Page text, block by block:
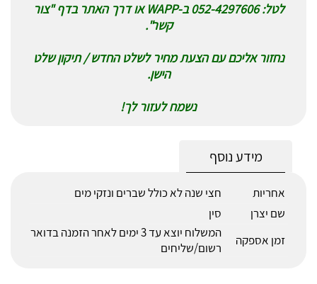
לטל: 052-4297606 ב-WAPP או דרך האתר בדף "צור
קשר".
נחזור אליכם עם הצעת מחיר לשלט החדש / תיקון שלט
הישן.
נשמח לעזור לך!
מידע נוסף
אחריות
חצי שנה לא כולל שברים ונזקי מים
שם יצרן
סין
זמן אספקה
המשלוח יוצא עד 3 ימים לאחר הזמנה בדואר
רשום/שליחים